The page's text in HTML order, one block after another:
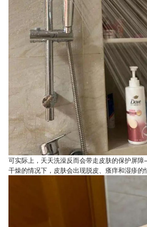
可实际上，天天洗澡反而会带走皮肤的保护屏
干燥的情况下，皮肤会出现脱皮、瘙痒和湿疹的